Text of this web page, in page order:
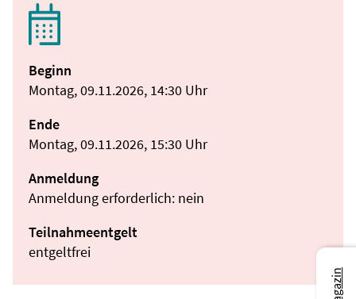
Beginn
Montag, 09.11.2026, 14:30 Uhr
Ende
Montag, 09.11.2026, 15:30 Uhr
Anmeldung
Anmeldung erforderlich: nein
Teilnahmeentgelt
entgeltfrei